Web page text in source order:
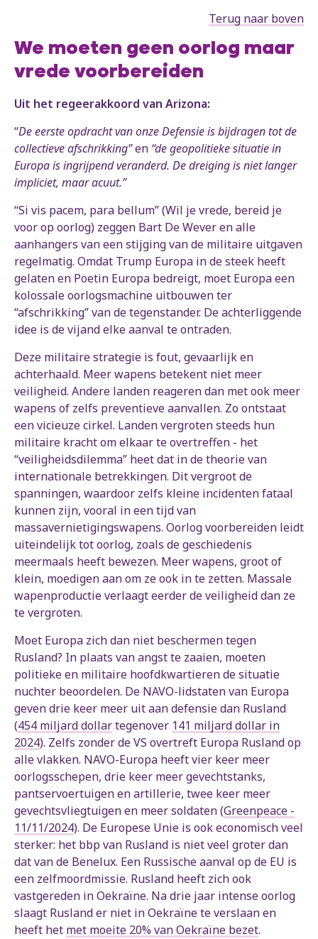
Terug naar boven
We moeten geen oorlog maar
vrede voorbereiden
Uit het regeerakkoord van Arizona:
“De eerste opdracht van onze Defensie is bijdragen tot de
collectieve afschrikking”en “de geopolitieke situatie in
Europa is ingrijpend veranderd. De dreiging is niet langer
impliciet, maar acuut.”
“Si vis pacem, para bellum” (Wil je vrede, bereid je
voor op oorlog) zeggen Bart De Wever en alle
aanhangers van een stijging van de militaire uitgaven
regelmatig. Omdat Trump Europa in de steek heeft
gelaten en Poetin Europa bedreigt, moet Europa een
kolossale oorlogsmachine uitbouwen ter
“afschrikking” van de tegenstander. De achterliggende
idee is de vijand elke aanval te ontraden.
Deze militaire strategie is fout, gevaarlijk en
achterhaald. Meer wapens betekent niet meer
veiligheid. Andere landen reageren dan met ook meer
wapens of zelfs preventieve aanvallen. Zo ontstaat
een vicieuze cirkel. Landen vergroten steeds hun
militaire kracht om elkaar te overtreffen - het
“veiligheidsdilemma” heet dat in de theorie van
internationale betrekkingen. Dit vergroot de
spanningen, waardoor zelfs kleine incidenten fataal
kunnen zijn, vooral in een tijd van
massavernietigingswapens. Oorlog voorbereiden leidt
uiteindelijk tot oorlog, zoals de geschiedenis
meermaals heeft bewezen. Meer wapens, groot of
klein, moedigen aan om ze ook in te zetten. Massale
wapenproductie verlaagt eerder de veiligheid dan ze
te vergroten.
Moet Europa zich dan niet beschermen tegen
Rusland? In plaats van angst te zaaien, moeten
politieke en militaire hoofdkwartieren de situatie
nuchter beoordelen. De NAVO-lidstaten van Europa
geven drie keer meer uit aan defensie dan Rusland
(454 miljard dollartegenover 141 miljard dollar in
2024). Zelfs zonder de VS overtreft Europa Rusland op
alle vlakken. NAVO-Europa heeft vier keer meer
oorlogsschepen, drie keer meer gevechtstanks,
pantservoertuigen en artillerie, twee keer meer
gevechtsvliegtuigen en meer soldaten (Greenpeace -
11/11/2024). De Europese Unie is ook economisch veel
sterker: het bbp van Rusland is niet veel groter dan
dat van de Benelux. Een Russische aanval op de EU is
een zelfmoordmissie. Rusland heeft zich ook
vastgereden in Oekraïne. Na drie jaar intense oorlog
slaagt Rusland er niet in Oekraïne te verslaan en
heeft het met moeite 20% van Oekraïne bezet.